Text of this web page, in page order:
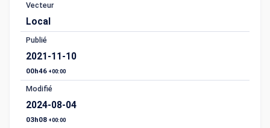
Vecteur
Local
Publié
2021-11-10
00h46 +00:00
Modifié
2024-08-04
03h08 +00:00